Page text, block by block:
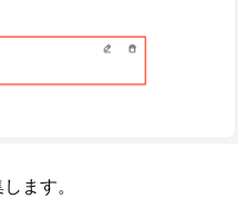
ます。